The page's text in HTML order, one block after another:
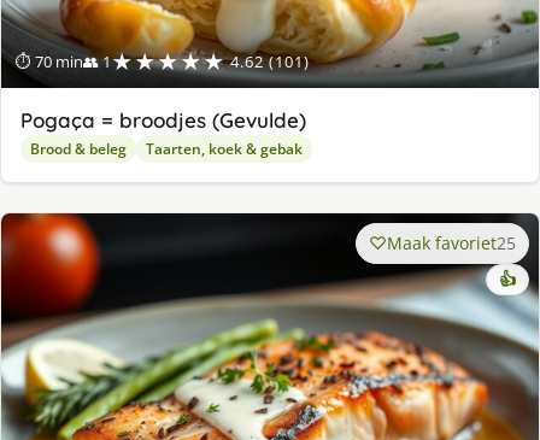
⏱ 70 min👥 1★★★★★ 4.62 (101)
Pogaça = broodjes (Gevulde)
Brood & beleg Taarten, koek & gebak
Maak favoriet25
👍